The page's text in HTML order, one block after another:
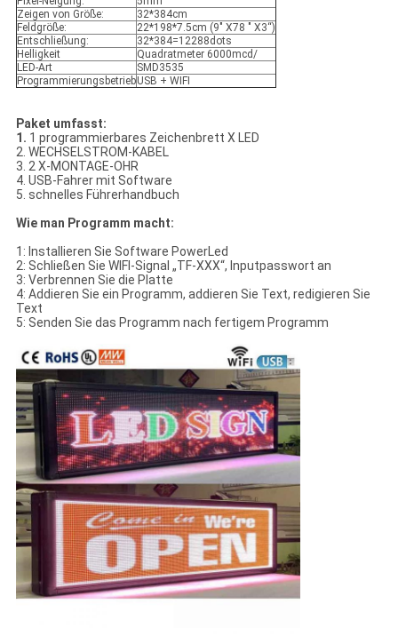
Zeigen von Größe:
32*384cm
Feldgröße:
22*198*7.5cm (9" X78 " X3“)
Entschließung:
32*384=12288dots
Helligkeit
Quadratmeter 6000mcd/
LED-Art
SMD3535
ProgrammierungsbetriebUSB + WIFI
Paket umfasst:
1. 1 programmierbares Zeichenbrett X LED
2. WECHSELSTROM-KABEL
3. 2 X-MONTAGE-OHR
4. USB-Fahrer mit Software
5. schnelles Führerhandbuch
Wie man Programm macht:
1: Installieren Sie Software PowerLed
2: Schließen Sie WIFI-Signal „TF-XXX“, Inputpasswort an
3: Verbrennen Sie die Platte
4: Addieren Sie ein Programm, addieren Sie Text, redigieren Sie
Text
5: Senden Sie das Programm nach fertigem Programm